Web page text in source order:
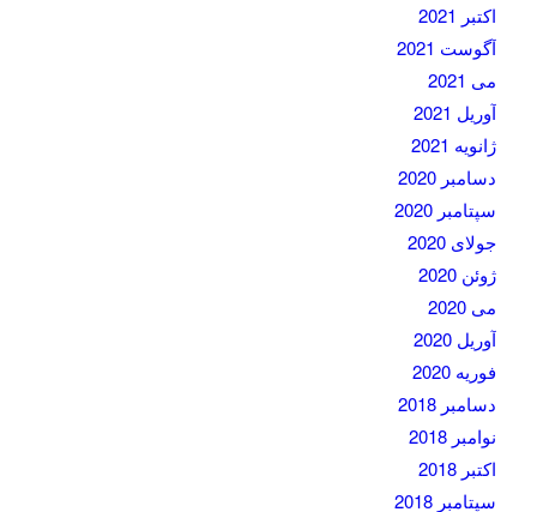
اکتبر 2021
آگوست 2021
می 2021
آوریل 2021
ژانویه 2021
دسامبر 2020
سپتامبر 2020
جولای 2020
ژوئن 2020
می 2020
آوریل 2020
فوریه 2020
دسامبر 2018
نوامبر 2018
اکتبر 2018
سپتامبر 2018